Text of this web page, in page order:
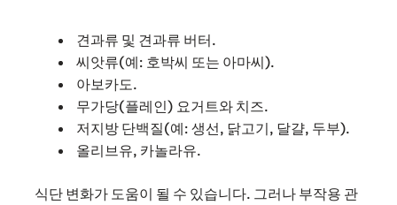
견과류 및 견과류 버터.
씨앗류(예: 호박씨 또는 아마씨).
아보카도.
무가당(플레인) 요거트와 치즈.
저지방 단백질(예: 생선, 닭고기, 달걀, 두부).
올리브유, 카놀라유.
식단 변화가 도움이 될 수 있습니다. 그러나 부작용 관